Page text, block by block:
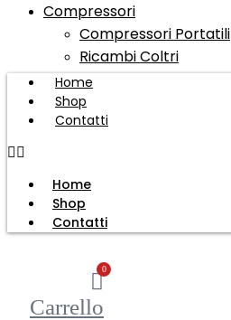
Compressori
Compressori Portatili
Ricambi Coltri
Home
Shop
Contatti
Home
Shop
Contatti
0
Carrello